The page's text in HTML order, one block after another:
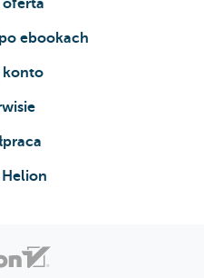
oferta
ebookach
konto